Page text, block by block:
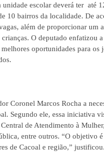
escolar deverá ter  até
10 bairros da localidade. De
além de proporcionar um
O deputado enfatizou
oportunidades para
Coronel Marcos Rocha a
Segundo ele, essa iniciativa
de Atendimento à
entre outros. “O objetivo
de Cacoal e região,”